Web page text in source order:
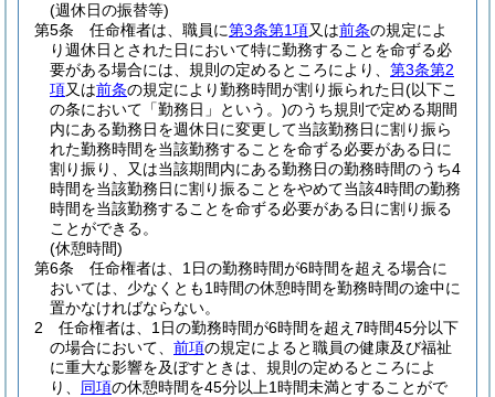
(週休日の振替等)
第5条
任命権者は、職員に第3条第1項又は前条の規定によ
り週休日とされた日において特に勤務することを命ずる必
要がある場合には、規則の定めるところにより、 第3条第2
項又は前条の規定により勤務時間が割り振られた日(以下こ
の条において「勤務日」という。)のうち規則で定める期間
内にある勤務日を週休日に変更して当該勤務日に割り振ら
れた勤務時間を当該勤務することを命ずる必要がある日に
割り振り、又は当該期間内にある勤務日の勤務時間のうち4
時間を当該勤務日に割り振ることをやめて当該4時間の勤務
時間を当該勤務することを命ずる必要がある日に割り振る
ことができる。
(休憩時間)
第6条
任命権者は、1日の勤務時間が6時間を超える場合に
おいては、少なくとも1時間の休憩時間を勤務時間の途中に
置かなければならない。
2
任命権者は、1日の勤務時間が6時間を超え7時間45分以下
の場合において、 前項の規定によると職員の健康及び福祉
に重大な影響を及ぼすときは、規則の定めるところによ
り、 同項の休憩時間を45分以上1時間未満とすることがで